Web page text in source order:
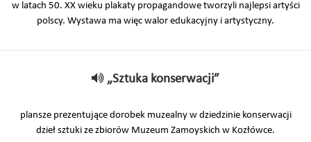
w latach 50. XX wieku plakaty propagandowe tworzyli najlepsi artyści
polscy. Wystawa ma więc walor edukacyjny i artystyczny.
„Sztuka konserwacji”
plansze prezentujące dorobek muzealny w dziedzinie konserwacji
dzieł sztuki ze zbiorów Muzeum Zamoyskich w Koz­łówce.